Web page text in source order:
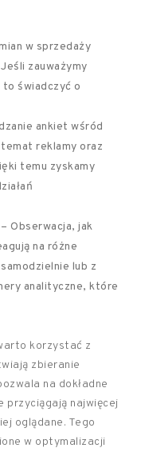
w sprzedaży
zauważymy
świadczyć o
ankiet wśród
reklamy oraz
temu zyskamy
– Obserwacja, jak
na różne
lub z
analityczne, które
korzystać z
zbieranie
na dokładne
najwięcej
oglądane. Tego
w optymalizacji